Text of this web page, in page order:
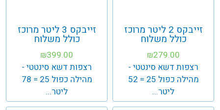
זייבקס 2 ליטר מרוכז
כולל משלוח
₪279.00
רצפות דשא סינטטי -
מהילה כפול 25 = 52
ליטר...
זייבקס 3 ליטר מרוכז
כולל משלוח
₪399.00
רצפות דשא סינטטי -
מהילה כפול 25 = 78
ליטר...